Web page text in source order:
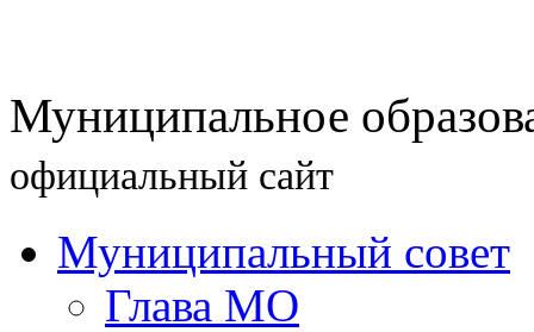
Муниципальное
официальный сайт
Муниципальный совет
Глава МО